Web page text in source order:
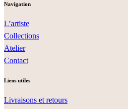
Navigation
L’artiste
Collections
Atelier
Contact
Liens utiles
Livraisons et retours